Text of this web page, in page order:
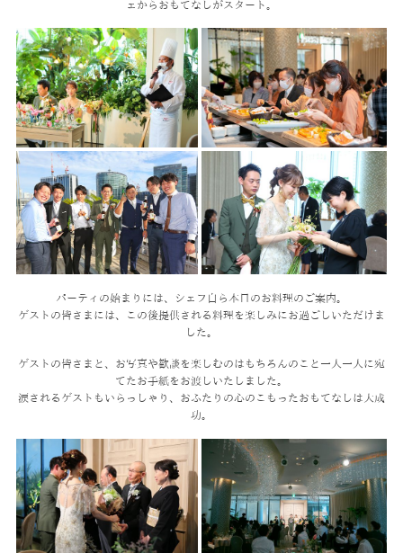
ェからおもてなしがスタート。
パーティの始まりには、シェフ自ら本日のお料理のご案内。
ゲストの皆さまには、この後提供される料理を楽しみにお過ごしいただけま
した。
ゲストの皆さまと、お写真や歓談を楽しむのはもちろんのこと 一人一人に宛
てたお手紙をお渡しいたしました。
涙されるゲストもいらっしゃり、おふたりの心のこもったおもてなしは大成
功。